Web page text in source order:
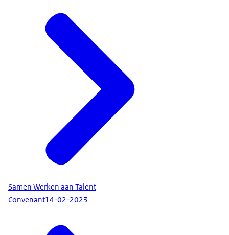
Samen Werken aan Talent
Convenant14-02-2023